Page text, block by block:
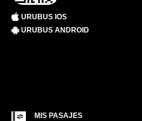
URUBUS IOS
URUBUS ANDROID
MIS PASAJES